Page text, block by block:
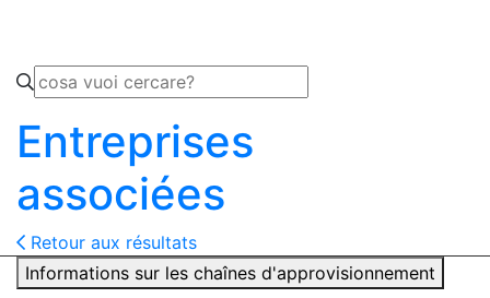
Entreprises
associées
Retour aux résultats
Informations sur les chaînes d'approvisionnement